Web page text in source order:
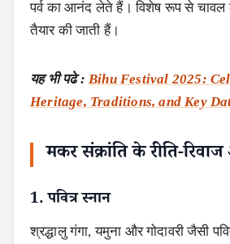
पर्व का आनंद लेते हैं। विशेष रूप से
तैयार की जाती हैं।
यह भी पढे : Bihu Festival 2025:
Heritage, Traditions, and Key
मकर संक्रांति के रीति-
1. पवित्र स्नान
श्रद्धालु गंगा, यमुना और गोदावरी जैसी